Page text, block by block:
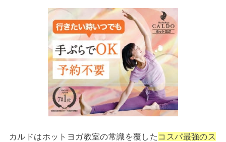
カルドはホットヨガ教室の常識を覆した コスパ最強のス